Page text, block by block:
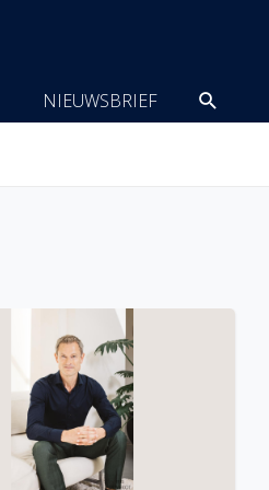
NIEUWSBRIEF